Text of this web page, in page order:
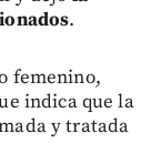
.
femenino,
indica que la
y tratada